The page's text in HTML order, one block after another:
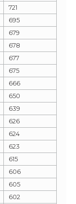
721
695
679
678
677
675
666
650
639
626
624
623
615
606
605
602